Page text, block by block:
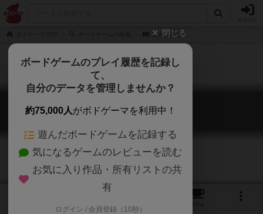
那由多あつめ
那由多あつめ
Nayuta Atsume
カフェ
閉じる
ボードゲームのプレイ履歴を記録し
て、
自分のデータを管理しませんか？
約75,000人がボドゲーマを利用中！
遊んだボードゲームを記録する
気になるゲームのレビューを読む
お気に入り作品・所有リストの共
有
ログイン / 会員登録（10秒）